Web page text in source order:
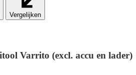
Vergelijken
Varrito (excl. accu en lader)